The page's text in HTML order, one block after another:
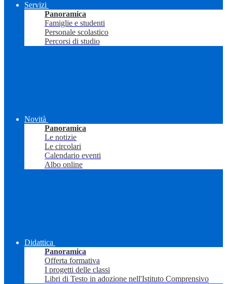
Servizi
Panoramica
Famiglie e studenti
Personale scolastico
Percorsi di studio
Novità
Panoramica
Le notizie
Le circolari
Calendario eventi
Albo online
Didattica
Panoramica
Offerta formativa
I progetti delle classi
Libri di Testo in adozione nell'Istituto Comprensivo